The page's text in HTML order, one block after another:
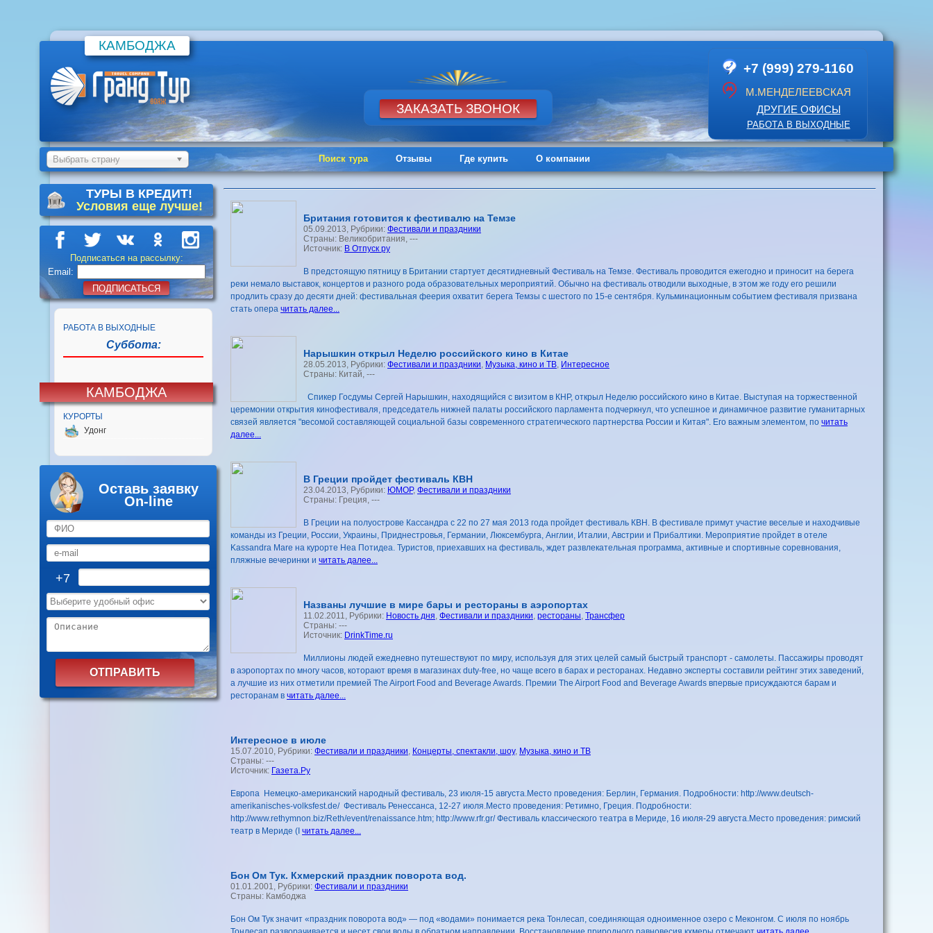
КАМБОДЖА
+7 (999) 279-1160
М.МЕНДЕЛЕЕВСКАЯ
ДРУГИЕ ОФИСЫ
РАБОТА В ВЫХОДНЫЕ
Выбрать страну Поиск тура Отзывы Где купить О компании
ТУРЫ В КРЕДИТ!
Условия еще лучше!
Подписаться на рассылку:
Email:
ПОДПИСАТЬСЯ
РАБОТА В ВЫХОДНЫЕ
Суббота:
КАМБОДЖА
КУРОРТЫ
Удонг
Оставь заявку
On-line
+7
Британия готовится к фестивалю на Темзе
05.09.2013, Рубрики: Фестивали и праздники
Страны: Великобритания, ---
Источник: В Отпуск ру
В предстоящую пятницу в Британии стартует десятидневный Фестиваль на Темзе. Фестиваль проводится ежегодно и приносит на берега
реки немало выставок, концертов и разного рода образовательных мероприятий. Обычно на фестиваль отводили выходные, в этом же году его решили
продлить сразу до десяти дней: фестивальная феерия охватит берега Темзы с шестого по 15-е сентября. Кульминационным событием фестиваля призвана
стать опера читать далее...
Нарышкин открыл Неделю российского кино в Китае
28.05.2013, Рубрики: Фестивали и праздники, Музыка, кино и ТВ, Интересное
Страны: Китай, ---
Спикер Госдумы Сергей Нарышкин, находящийся с визитом в КНР, открыл Неделю российского кино в Китае. Выступая на торжественной
церемонии открытия кинофестиваля, председатель нижней палаты российского парламента подчеркнул, что успешное и динамичное развитие гуманитарных
связей является "весомой составляющей социальной базы современного стратегического партнерства России и Китая". Его важным элементом, по читать
далее...
В Греции пройдет фестиваль КВН
23.04.2013, Рубрики: ЮМОР, Фестивали и праздники
Страны: Греция, ---
В Греции на полуострове Кассандра с 22 по 27 мая 2013 года пройдет фестиваль КВН. В фестивале примут участие веселые и находчивые
команды из Греции, России, Украины, Приднестровья, Германии, Люксембурга, Англии, Италии, Австрии и Прибалтики. Мероприятие пройдет в отеле
Kassandra Mare на курорте Неа Потидеа. Туристов, приехавших на фестиваль, ждет развлекательная программа, активные и спортивные соревнования,
пляжные вечеринки и читать далее...
Названы лучшие в мире бары и рестораны в аэропортах
11.02.2011, Рубрики: Новость дня, Фестивали и праздники, рестораны, Трансфер
Страны: ---
Источник: DrinkTime.ru
Миллионы людей ежедневно путешествуют по миру, используя для этих целей самый быстрый транспорт - самолеты. Пассажиры проводят
в аэропортах по многу часов, которают время в магазинах duty-free, но чаще всего в барах и ресторанах. Недавно эксперты составили рейтинг этих заведений,
а лучшие из них отметили премией The Airport Food and Beverage Awards. Премии The Airport Food and Beverage Awards впервые присуждаются барам и
ресторанам в читать далее...
Интересное в июле
15.07.2010, Рубрики: Фестивали и праздники, Концерты, спектакли, шоу, Музыка, кино и ТВ
Страны: ---
Источник: Газета.Ру
Европа Немецко-американский народный фестиваль, 23 июля-15 августа.Место проведения: Берлин, Германия. Подробности: http://www.deutsch-
amerikanisches-volksfest.de/ Фестиваль Ренессанса, 12-27 июля.Место проведения: Ретимно, Греция. Подробности:
http://www.rethymnon.biz/Reth/event/renaissance.htm; http://www.rfr.gr/ Фестиваль классического театра в Мериде, 16 июля-29 августа.Место проведения: римский
театр в Мериде (I читать далее...
Бон Ом Тук. Кхмерский праздник поворота вод.
01.01.2001, Рубрики: Фестивали и праздники
Страны: Камбоджа
Бон Ом Тук значит «праздник поворота вод» — под «водами» понимается река Тонлесап, соединяющая одноименное озеро с Меконгом. С июля по ноябрь